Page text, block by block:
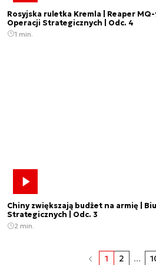
Rosyjska ruletka Kremla | Reaper
Operacji Strategicznych | Odc. 4
1 min.
Chiny zwiększają budżet na armię |
Strategicznych | Odc. 3
2 min.
1 2 ...